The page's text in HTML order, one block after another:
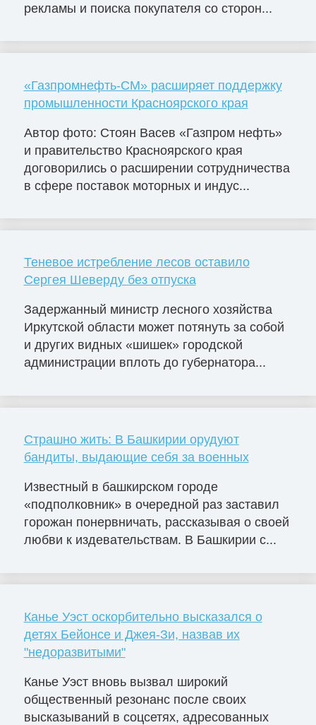
рекламы и поиска покупателя со сторон...
«Газпромнефть-СМ» расширяет поддержку
промышленности Красноярского края
Автор фото: Стоян Васев «Газпром нефть»
и правительство Красноярского края
договорились о расширении сотрудничества
в сфере поставок моторных и индус...
Теневое истребление лесов оставило
Сергея Шеверду без отпуска
Задержанный министр лесного хозяйства
Иркутской области может потянуть за собой
и других видных «шишек» городской
администрации вплоть до губернатора...
Страшно жить: В Башкирии орудуют
бандиты, выдающие себя за военных
Известный в башкирском городе
«подполковник» в очередной раз заставил
горожан понервничать, рассказывая о своей
любви к издевательствам. В Башкирии с...
Канье Уэст оскорбительно высказался о
детях Бейонсе и Джея-Зи, назвав их
"недоразвитыми"
Канье Уэст вновь вызвал широкий
общественный резонанс после своих
высказываний в соцсетях, адресованных